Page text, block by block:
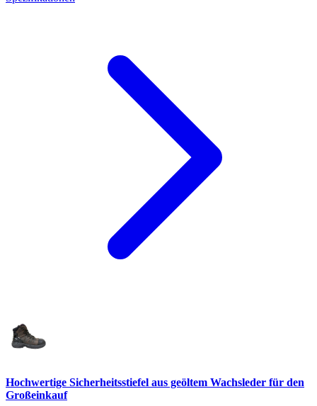
Hochwertige Sicherheitsstiefel aus geöltem Wachsleder für den
Großeinkauf